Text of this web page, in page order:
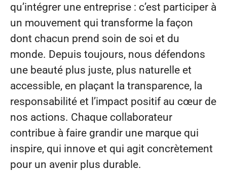
qu’intégrer une entreprise : c’est participer à
un mouvement qui transforme la façon
dont chacun prend soin de soi et du
monde. Depuis toujours, nous défendons
une beauté plus juste, plus naturelle et
accessible, en plaçant la transparence, la
responsabilité et l’impact positif au cœur de
nos actions. Chaque collaborateur
contribue à faire grandir une marque qui
inspire, qui innove et qui agit concrètement
pour un avenir plus durable.